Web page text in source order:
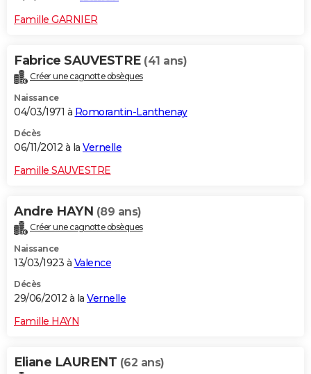
Famille GARNIER
Fabrice SAUVESTRE (41 ans)
Créer une cagnotte obsèques
Naissance
04/03/1971 à Romorantin-Lanthenay
Décès
06/11/2012 à la Vernelle
Famille SAUVESTRE
Andre HAYN (89 ans)
Créer une cagnotte obsèques
Naissance
13/03/1923 à Valence
Décès
29/06/2012 à la Vernelle
Famille HAYN
Eliane LAURENT (62 ans)